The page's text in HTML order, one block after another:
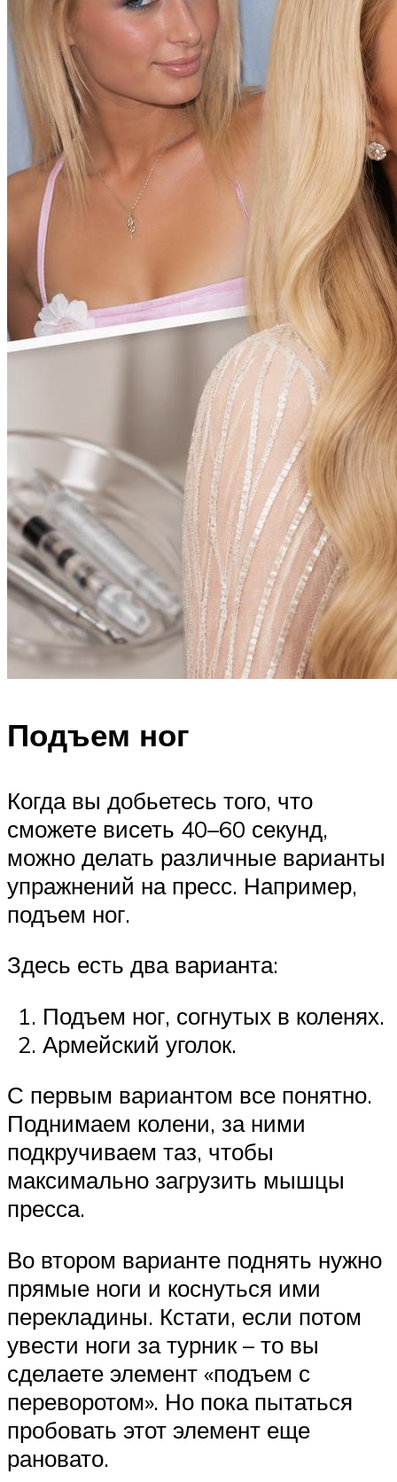
Подъем ног
Когда вы добьетесь того, что
сможете висеть 40–60 секунд,
можно делать различные варианты
упражнений на пресс. Например,
подъем ног.
Здесь есть два варианта:
Подъем ног, согнутых в коленях.
Армейский уголок.
С первым вариантом все понятно.
Поднимаем колени, за ними
подкручиваем таз, чтобы
максимально загрузить мышцы
пресса.
Во втором варианте поднять нужно
прямые ноги и коснуться ими
перекладины. Кстати, если потом
увести ноги за турник – то вы
сделаете элемент «подъем с
переворотом». Но пока пытаться
пробовать этот элемент еще
рановато.